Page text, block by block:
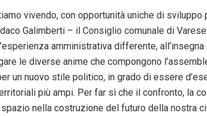
vivendo, con opportunità uniche di sviluppo
Galimberti – il Consiglio comunale di
amministrativa differente,
le diverse anime che compongono
un nuovo stile politico, in grado di essere
più ampi. Per far sì che il confronto, la
nella costruzione del futuro della nostra